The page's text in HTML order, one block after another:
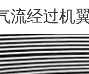
流经过机